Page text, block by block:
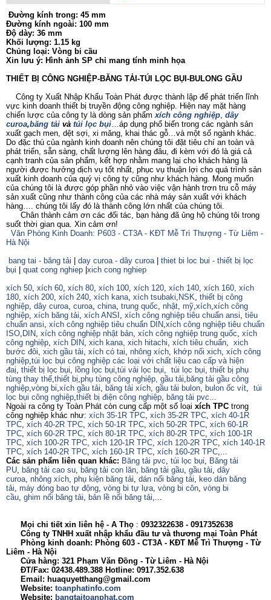
Đường kính trong: 45 mm
Đường kính ngoài: 100 mm
Độ dày: 36 mm
Khối lượng: 1.15 kg
Chủng loại: Vòng bi cầu
Xin lưu ý: Hình ảnh SP chỉ mang tính minh họa
THIẾT BỊ CÔNG NGHIỆP-BĂNG TẢI-TÚI LỌC BỤI-BULONG GẦU
Công ty Xuất Nhập Khẩu Toàn Phát được thành lập để phát triển lĩnh
vực kinh doanh thiết bị truyền động công nghiệp. Hiện nay mặt hàng
chiến lược của công ty là dòng sản phẩm xích công nghiệp, dây
curoa,băng tải và túi lọc bụi…áp dụng phổ biến trong các ngành sản
xuất gạch men, dệt sợi, xi măng, khai thác gỗ…và một số ngành khác.
Do đặc thù của ngành kinh doanh nên chúng tôi đặt tiêu chí an toàn và
phát triển, sẵn sàng, chất lượng lên hàng đâu, đi kèm với đó là giá cả
cạnh tranh của sản phẩm, kết hợp nhằm mang lại cho khách hàng là
người được hưởng dịch vụ tốt nhất, phục vụ thuận lợi cho quá trình sản
xuất kinh doanh của quý vị công ty cũng như khách hàng. Mong muốn
của chúng tôi là được góp phần nhỏ vào việc vận hành trơn tru cỗ máy
sản xuất cũng như thành công của các nhà máy sản xuất với khách
hàng…. chúng tôi lấy đó là thành công lớn nhất của chúng tôi.
Chân thành cảm ơn các đối tác, bạn hàng đã ủng hộ chúng tôi trong
suốt thời gian qua. Xin cảm ơn!
Văn Phòng Kinh Doanh: P603 - CT3A - KĐT Mễ Trì Thượng - Từ Liêm -
Hà Nội
bang tai - băng tải
day curoa - dây curoa| thiet bi loc bui - thiết bị lọc
bụi
quat cong nghiep xich cong nghiep
xích 50, xích 60, xích 80, xích 100, xích 120, xích 140, xích 160, xích
180, xích 200, xích 240, xích kana, xích tsubaki, NSK, thiết bị công
nghiệp, dây curoa, curoa, china, trung quốc, nhật, mỹ,xích,xích công
nghiệp, xích băng tải, xích ANSI , xích công nghiệp tiêu chuẩn ansi, tiêu
chuẩn ansi, xích công nghiệp tiêu chuẩn DIN,xích công nghiệp tiêu chuẩn
ISO, DIN, xích công nghiệp nhật bản, xích công nghiệp trung quốc, xích
công nghiệp, xích DIN, xich kana, xich hitachi, xích tiêu chuẩn, xich
bước đôi, xich gầu tải, xích có tai, nhông xích, khớp nối xich, xích công
nghiệp,túi lọc bụi công nghiệp các loại với chất liệu cao cấp và hiện
đaị, thiết bị lọc bụi, lồng lọc bụi,túi vải lọc bụi, túi lọc bụi, thiết bị phụ
tùng thay thế,thiết bị,phụ tùng công nghiệp, gầu tải, băng tải gầu công
nghiệp,vòng bi,xích gầu tải, băng tải xích, gầu tải bulon, bulon ốc vít, túi
lọc bụi công nghiệp,thiết bị điện công nghiệp, băng tải pvc...
Ngoài ra công ty Toàn Phát còn cung cấp một số loại xích TPC trong
công nghiệp khác như: xích 35-1R TPC, xích 35-2R TPC, xích 40-1R
TPC, xích 40-2R TPC, xích 50-1R TPC, xích 50-2R TPC, xích 60-1R
TPC, xích 60-2R TPC, xích 80-1R TPC, xích 80-2R TPC, xích 100-1R
TPC, xích 100-2R TPC, xích 120-1R TPC, xích 120-2R TPC, xích 140-1R
TPC, xích 140-2R TPC, xích 160-1R TPC, xích 160-2R TPC,...
Các sản phẩm liên quan khác: Băng tải pvc, túi lọc bụi, Băng tải
PU, băng tải cao su, băng tải con lăn, băng tải gầu, gầu tải, dây
curoa, nhông xích, phụ kiện băng tải, dán nối băng tải, keo dán băng
tải, máy đóng bao tự động, vòng bi tự lựa, vòng bi côn, vòng bi
cầu, ghim nối băng tải, bản lề nối băng tải,...
Mọi chi tiết xin liên hệ - A Thọ : 0932322638 - 0917352638
Công ty TNHH xuất nhập khẩu đầu tư và thương mại Toàn Phát
Phòng kinh doanh: Phòng 603 - CT3A - KĐT Mễ Trì Thượng - Từ
Liêm - Hà Nội
Cửa hàng: 321 Phạm Văn Đồng - Từ Liêm - Hà Nội
ĐT/Fax: 02438.489.388 Hotline: 0917.352.638
Email: huaquyetthang@gmail.com
Website: toanphatinfo.com
Website: bangtaitoanphat.com